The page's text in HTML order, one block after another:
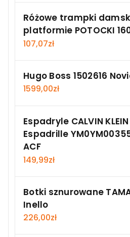
Różowe trampki
platformie POTOCKI
107,07zł
Hugo Boss 1502616
1599,00zł
Espadryle CALVIN
Espadrille
ACF
149,99zł
Botki sznurowane
Inello
226,00zł